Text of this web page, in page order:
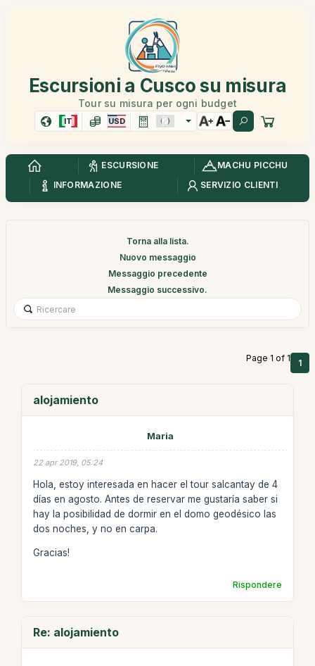
Escursioni a Cusco su misura
Tour su misura per ogni budget
IT USD
ESCURSIONE
MACHU PICCHU
INFORMAZIONE
SERVIZIO CLIENTI
Torna alla lista.
Nuovo messaggio
Messaggio precedente
Messaggio successivo.
Page 1 of 1 1
alojamiento
Maria
22 apr 2019, 05:24
Hola, estoy interesada en hacer el tour salcantay de 4
días en agosto. Antes de reservar me gustaría saber si
hay la posibilidad de dormir en el domo geodésico las
dos noches, y no en carpa.
Gracias!
Rispondere
Re: alojamiento